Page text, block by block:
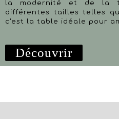
la modernité et de la
différentes tailles telles
c'est la table idéale pour
Découvrir